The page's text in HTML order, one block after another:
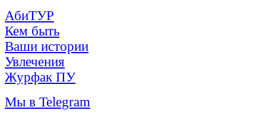
АбиТУР
Кем быть
Ваши истории
Увлечения
Журфак ПУ
Мы в Telegram